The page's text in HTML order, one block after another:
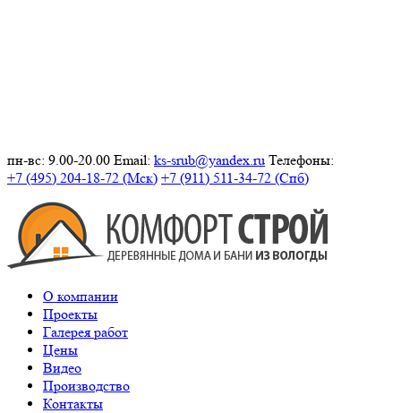
пн-вс: 9.00-20.00 Email: ks-srub@yandex.ru Телефоны:
+7 (495) 204-18-72 (Мск) +7 (911) 511-34-72 (Спб)
О компании
Проекты
Галерея работ
Цены
Видео
Производство
Контакты